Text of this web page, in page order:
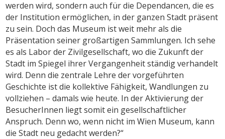
werden wird, sondern auch für die Dependancen, die es
der Institution ermöglichen, in der ganzen Stadt präsent
zu sein. Doch das Museum ist weit mehr als die
Präsentation seiner großartigen Sammlungen. Ich sehe
es als Labor der Zivilgesellschaft, wo die Zukunft der
Stadt im Spiegel ihrer Vergangenheit ständig verhandelt
wird. Denn die zentrale Lehre der vorgeführten
Geschichte ist die kollektive Fähigkeit, Wandlungen zu
vollziehen – damals wie heute. In der Aktivierung der
BesucherInnen liegt somit ein gesellschaftlicher
Anspruch. Denn wo, wenn nicht im Wien Museum, kann
die Stadt neu gedacht werden?“